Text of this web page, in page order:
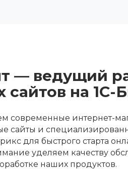
— ведущий
сайтов на
современные интернет-
сайты и
для быстрого старта
уделяем качеству
наших продуктов.